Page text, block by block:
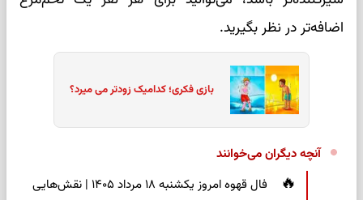
اضافه‌تر در نظر بگیرید.
بازی فکری؛ کدامیک زودتر می میرد؟
آنچه دیگران می‌خوانند
فال قهوه امروز یکشنبه ۱۸ مرداد ۱۴۰۵ | نقش‌هایی